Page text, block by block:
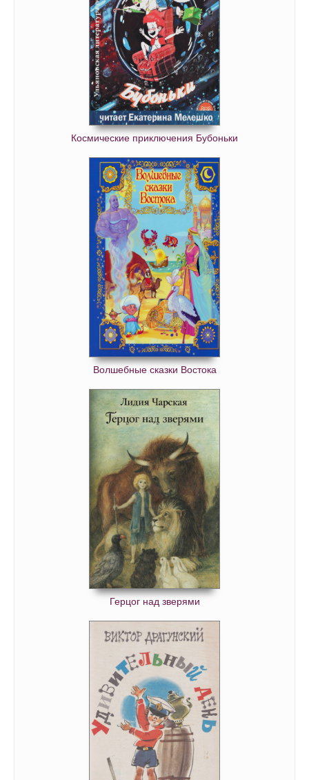
Космические приключения Бубоньки
Волшебные сказки Востока
Герцог над зверями